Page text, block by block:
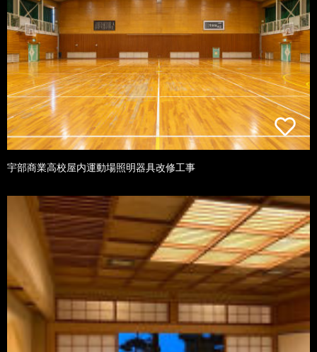
宇部商業高校屋内運動場照明器具改修工事